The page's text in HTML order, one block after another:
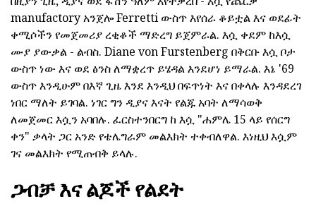
manufactory አንጀሎ Ferretti ውስጥ እየሰራ ቆይቷል እና ወደፊት
ቀሚሶችን የመጀመሪያ ረቂቆች ማድረግ ይጀምራል. እሷ ቀደም ከእሷ
ሙያ ያውቃል - ልብስ. Diane von Furstenberg በቅርቡ እሷ ቦታ
ውስጥ ነው እና ወደ ፅንስ ለማቋረጥ ይሄዳል እንደሆነ ይማራል. እኔ '69
ውስጥ እንዲሁም በእኛ ጊዜ እንደ እንዲህ በፍጥነት እና በቀላሉ እንዳደረገ
ነበር ማለት ይገባል. ነገር ግን ዲያና እናት የልጁ አባት ለማሳወቅ
ለመጀመር እሷን አባበሉ. ፈርስተንበርግ ከ እሷ "ሐምሌ 15 ላይ የሰርግ
ቀን" ቃላት ጋር አንድ የቴሌግራም መልእክት ተቀብለዋል. እነዚህ እሷም
ገና መልእክት የሚጠብቅ ይላሉ.
ጋብቻ እና ልጆች የልደት